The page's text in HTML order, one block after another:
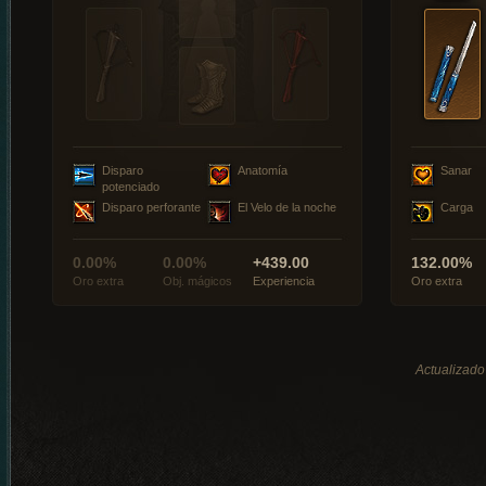
Disparo
potenciado
Anatomía
Disparo perforante El Velo de la noche
0.00%
Oro extra
0.00%
Obj. mágicos
+439.00
Experiencia
Sanar
Carga
132.00%
Oro extra